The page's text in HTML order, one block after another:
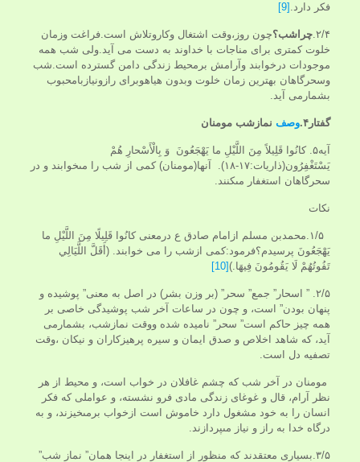
فكر دارد. [9]
۲/۴. چراشب؟چون روز،وقت اشتغال وکاروتلاش است.فراغت وزمان
خلوت کمتری برای مناجات با خداوند به دست می آید.ولی شب همه
موجودات درخوابند وآرامش برمحیط زندگی دامن گسترده است.شب
وسحرگاهان بهترین زمان خلوت وبدون هیاهوبرای رازونیازبامحبوب
بشمارمی آید.
گفتار۴. وصفنمازشب مومنان
آیه۵. كانُوا قَلِيلاً مِنَ اللَّيْلِ ما يَهْجَعُونَ وَ بِالْأَسْحارِ هُمْ
يَسْتَغْفِرُون(ذاریات:۱۷-۱۸). آنها(مومنان) كمى از شب را مى‏خوابند و در
سحرگاهان استغفار مى‏كنند.
نکات
۱/۵.محمدبن مسلم ازامام صادق ع درمعنی كانُوا قَلِيلًا مِنَ اللَّيْلِ ما
يَهْجَعُونَ پرسیدم؟فرمود:کمی ازشب را می خوابند. (أَقَلَّ اللَّيَالِي
تَفُوتُهُمْ لَا يَقُومُونَ فِيهَا.)[10]
۲/۵. ” اسحار” جمع” سحر” (بر وزن بشر) در اصل به معنى” پوشيده و
پنهان بودن” است، و چون در ساعات آخر شب پوشيدگى خاصى بر
همه چيز حاكم است” سحر” ناميده شده ووقت نمازشب، بشمارمی
آید، که شاهد اخلاص و صدق ایمان و سیره پرهیزکاران و نیکان ،وقت
تصفیه دل است.
مومنان در آخر شب كه چشم غافلان در خواب است، و محيط از هر
نظر آرام، قال و غوغاى زندگى مادى فرو نشسته، و عواملى كه فكر
انسان را به خود مشغول دارد خاموش است ازخواب برمى‏خيزند، و به
درگاه خدا به راز و نياز مى‏پردازند.
۳/۵.بسيارى معتقدند كه منظور از استغفار در اينجا همان” نماز شب”